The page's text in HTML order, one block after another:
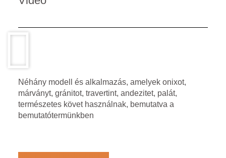
Néhány modell és alkalmazás, amelyek onixot,
márványt, gránitot, travertint, andezitet, palát,
természetes követ használnak, bemutatva a
bemutatótermünkben